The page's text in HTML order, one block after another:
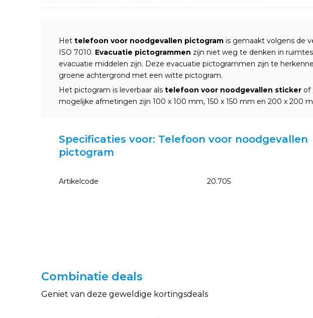
Het telefoon voor noodgevallen pictogram is gemaakt volgens de
ISO 7010. Evacuatie pictogrammen zijn niet weg te denken in
evacuatie middelen zijn. Deze evacuatie pictogrammen zijn te
groene achtergrond met een witte pictogram.
Het pictogram is leverbaar als telefoon voor noodgevallen sticker of
mogelijke afmetingen zijn 100 x 100 mm, 150 x 150 mm en 200 x 200
Specificaties voor: Telefoon voor noodgevallen
pictogram
Artikelcode 20.705
Combinatie deals
Geniet van deze geweldige kortingsdeals